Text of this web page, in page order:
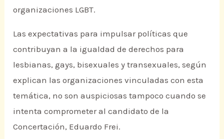
organizaciones LGBT.
Las expectativas para impulsar políticas que
contribuyan a la igualdad de derechos para
lesbianas, gays, bisexuales y transexuales, según
explican las organizaciones vinculadas con esta
temática, no son auspiciosas tampoco cuando se
intenta comprometer al candidato de la
Concertación, Eduardo Frei.